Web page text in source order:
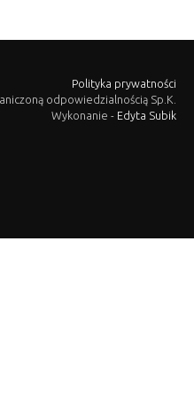
Polityka prywatności
odpowiedzialnością Sp.K.
Wykonanie - Edyta Subik